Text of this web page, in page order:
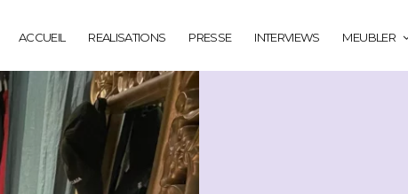
ACCUEIL REALISATIONS PRESSE INTERVIEWS MEUBLER